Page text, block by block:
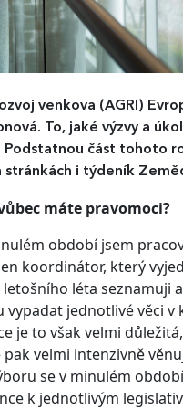
venkova (AGRI)
To, jaké výzvy a
Podstatnou část tohoto
stránkách i týdeník
máte pravomoci?
období jsem
koordinátor, který
léta seznamuji
jednotlivé věci v
je to však velmi
velmi intenzivně
se v minulém
k jednotlivým